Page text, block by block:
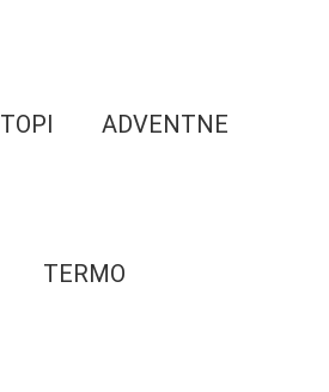
TOPI ADVENTNE
TERMO